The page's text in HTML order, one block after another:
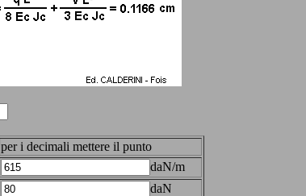
per i decimali mettere il punto
daN/m
daN